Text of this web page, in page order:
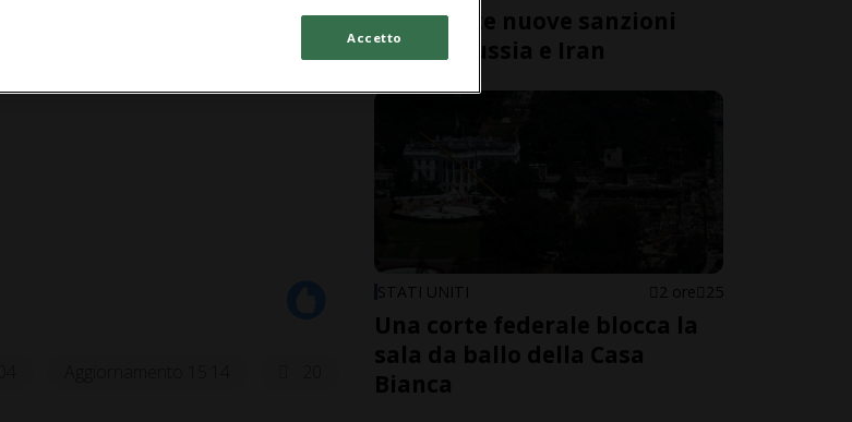
Approvate nuove sanzioni
contro Russia e Iran
STATI UNITI 2 ore 25
Una corte federale blocca la
sala da ballo della Casa
Bianca
Accetto